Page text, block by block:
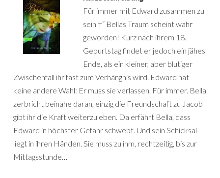
Für immer mit Edward zusammen zu
sein †“ Bellas Traum scheint wahr
geworden! Kurz nach ihrem 18.
Geburtstag findet er jedoch ein jähes
Ende, als ein kleiner, aber blutiger
Zwischenfall ihr fast zum Verhängnis wird. Edward hat
keine andere Wahl: Er muss sie verlassen. Für immer. Bella
zerbricht beinahe daran, einzig die Freundschaft zu Jacob
gibt ihr die Kraft weiterzuleben. Da erfährt Bella, dass
Edward in höchster Gefahr schwebt. Und sein Schicksal
liegt in ihren Händen. Sie muss zu ihm, rechtzeitig, bis zur
Mittagsstunde…